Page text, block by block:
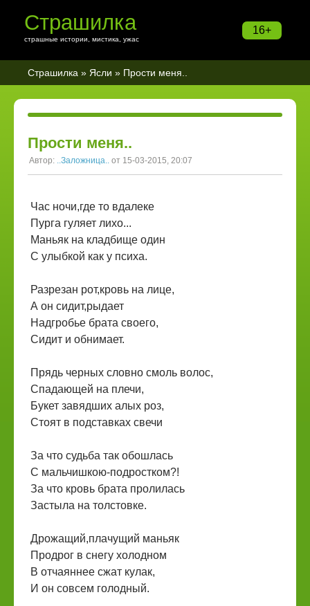
16+
Страшилка
страшные истории, мистика, ужас
Страшилка » Ясли » Прости меня..
Прости меня..
Автор: ..Заложница.. от 15-03-2015, 20:07
Час ночи,где то вдалеке
Пурга гуляет лихо...
Маньяк на кладбище один
С улыбкой как у психа.
Разрезан рот,кровь на лице,
А он сидит,рыдает
Надгробье брата своего,
Сидит и обнимает.
Прядь черных словно смоль волос,
Спадающей на плечи,
Букет завядших алых роз,
Стоят в подставках свечи
За что судьба так обошлась
С мальчишкою-подростком?!
За что кровь брата пролилась
Застыла на толстовке.
Дрожащий,плачущий маньяк
Продрог в снегу холодном
В отчаяннее сжат кулак,
И он совсем голодный.